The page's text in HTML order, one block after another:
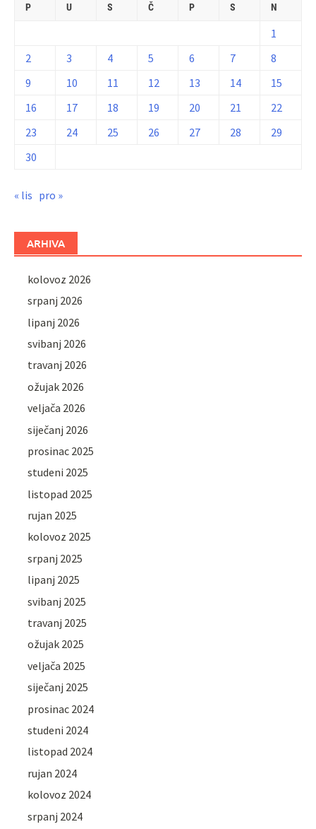
P U S Č P S N
1
2
3 4 5 6 7
8
9
10 11 12 13 14
15
16
17 18 19 20 21
22
23
24 25 26 27 28
29
30
« lis pro »
ARHIVA
kolovoz 2026
srpanj 2026
lipanj 2026
svibanj 2026
travanj 2026
ožujak 2026
veljača 2026
siječanj 2026
prosinac 2025
studeni 2025
listopad 2025
rujan 2025
kolovoz 2025
srpanj 2025
lipanj 2025
svibanj 2025
travanj 2025
ožujak 2025
veljača 2025
siječanj 2025
prosinac 2024
studeni 2024
listopad 2024
rujan 2024
kolovoz 2024
srpanj 2024